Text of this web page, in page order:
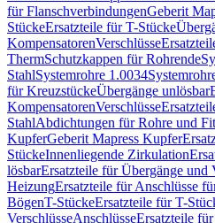
für FlanschverbindungenGeberit
StückeErsatzteile für T-Stücke
KompensatorenVerschlüsse
ThermSchutzkappen für Rohrende
StahlSystemrohre 1.0034
für KreuzstückeÜbergänge unlösbar
KompensatorenVerschlüsse
StahlAbdichtungen für Rohre und
KupferGeberit Mapress Kupfer
StückeInnenliegende Zirkulation
lösbarErsatzteile für Übergänge und
HeizungErsatzteile für Anschlüsse
BögenT-StückeErsatzteile für T-
VerschlüsseAnschlüsseErsatzteile